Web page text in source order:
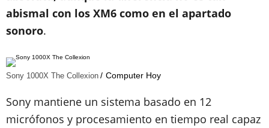
abismal con los XM6 como en el apartado
sonoro.
Sony 1000X The Collexion Computer Hoy
Sony mantiene un sistema basado en 12
micrófonos y procesamiento en tiempo real capaz